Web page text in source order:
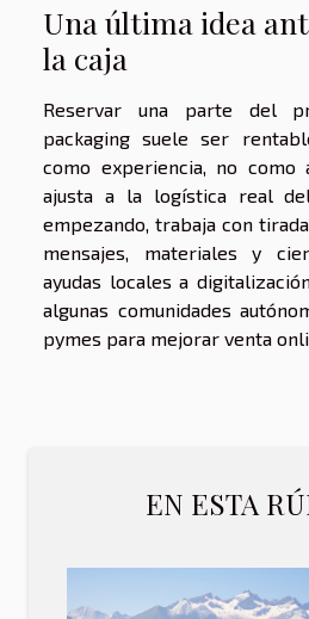
Una última idea
la caja
Reservar una parte del
packaging suele ser
como experiencia, no como
ajusta a la logística real
empezando, trabaja con
mensajes, materiales y
ayudas locales a
algunas comunidades
pymes para mejorar venta
EN ESTA